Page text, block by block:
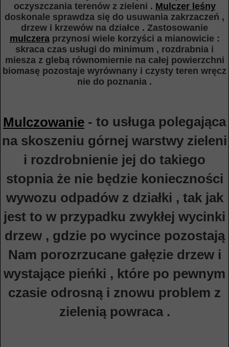
oczyszczania terenów z zieleni . Mulczer leśny
doskonale sprawdza się do usuwania zakrzaczeń ,
drzew i krzewów na działce . Zastosowanie
mulczeraprzynosi wiele korzyści a mianowicie :
skraca czas usługi do minimum , rozdrabnia i
miesza z glebą równomiernie na całej powierzchni
biomasę pozostaje wyrównany i czysty teren wręcz
nie do poznania .
Mulczowanie - to usługa polegająca
na skoszeniu górnej warstwy zieleni
i rozdrobnienie jej do takiego
stopnia że nie będzie konieczności
wywozu odpadów z działki , tak jak
jest to w przypadku zwykłej wycinki
drzew , gdzie po wycince pozostają
Nam porozrzucane gałęzie drzew i
wystające pieńki , które po pewnym
czasie odrosną i znowu problem z
zielenią powraca .